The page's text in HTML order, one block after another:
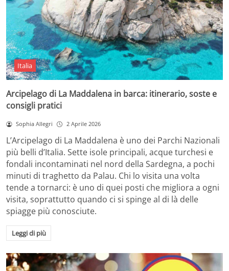
Italia
Arcipelago di La Maddalena in barca: itinerario, soste e
consigli pratici
Sophia Allegri 2 Aprile 2026
L’Arcipelago di La Maddalena è uno dei Parchi Nazionali
più belli d’Italia. Sette isole principali, acque turchesi e
fondali incontaminati nel nord della Sardegna, a pochi
minuti di traghetto da Palau. Chi lo visita una volta
tende a tornarci: è uno di quei posti che migliora a ogni
visita, soprattutto quando ci si spinge al di là delle
spiagge più conosciute.
Leggi di più